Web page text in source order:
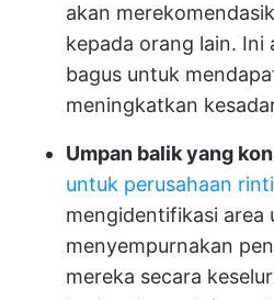
akan
kepada orang lain. Ini
bagus untuk
meningkatkan
Umpan balik yang
untuk perusahaan
mengidentifikasi area
menyempurnakan
mereka secara